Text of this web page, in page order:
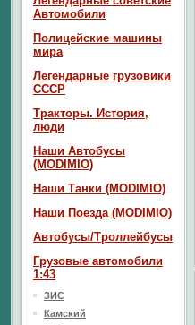
Автомобили
Полицейские машины
мира
Легендарные грузовики
СССР
Тракторы. История,
люди
Наши Автобусы
(MODIMIO)
Наши Танки (MODIMIO)
Наши Поезда (MODIMIO)
Автобусы/Троллейбусы
Грузовые автомобили
1:43
ЗИС
Камский